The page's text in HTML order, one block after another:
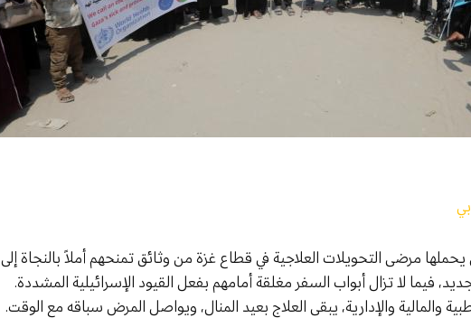
يحملها مرضى التحويلات العلاجية في قطاع غزة من وثائق تمنحهم أملاً بالنجاة إلى
فيما لا تزال أبواب السفر مغلقة أمامهم بفعل القيود الإسرائيلية المشددة.
والمالية والإدارية، يبقى العلاج بعيد المنال، ويواصل المرض سباقه مع الوقت.